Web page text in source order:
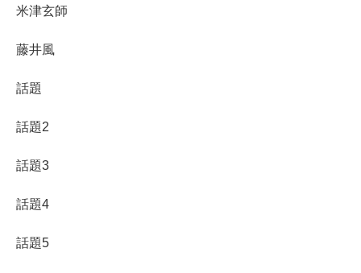
米津玄師
藤井風
話題
話題2
話題3
話題4
話題5